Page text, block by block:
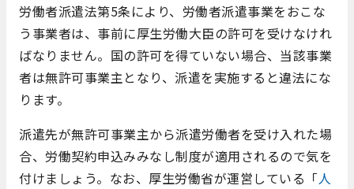
労働者派遣法第5条により、労働者派遣事業をおこな
う事業者は、事前に厚生労働大臣の許可を受けなけれ
ばなりません。国の許可を得ていない場合、当該事業
者は無許可事業主となり、派遣を実施すると違法にな
ります。
派遣先が無許可事業主から派遣労働者を受け入れた場
合、労働契約申込みみなし制度が適用されるので気を
付けましょう。なお、厚生労働省が運営している「人